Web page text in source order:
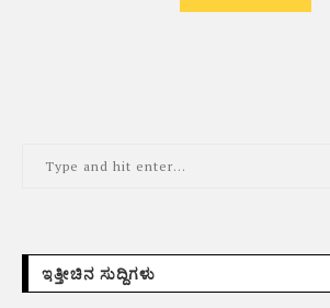
ಇತ್ತೀಚಿನ ಸುದ್ದಿಗಳು